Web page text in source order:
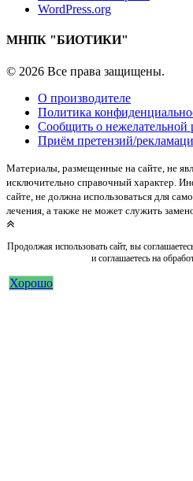
WordPress.org
МНПК "БИОТИКИ"
© 2026 Все права защищены.
О производителе
Политика
Сообщить о нежелательной
Приём претензий/
Материалы, размещенные на сайте, не
исключительно справочный характер.
сайте, не должна использоваться для
лечения, а также не может служить
Продолжая использовать сайт, вы
и соглашаетесь на
Хорошо